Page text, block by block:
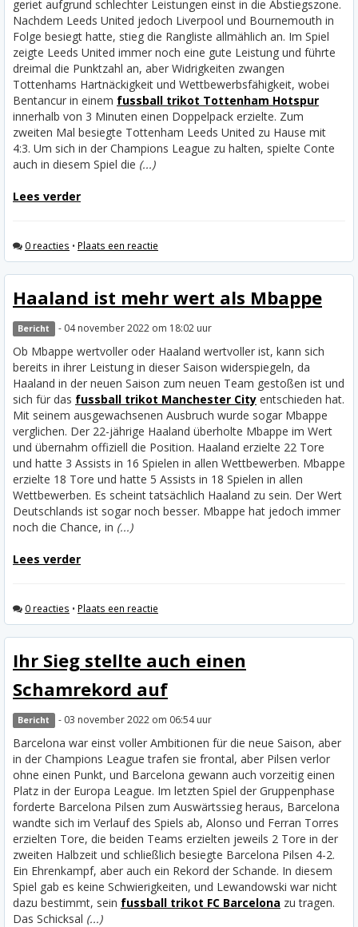
geriet aufgrund schlechter Leistungen einst in die Abstiegszone.
Nachdem Leeds United jedoch Liverpool und Bournemouth in
Folge besiegt hatte, stieg die Rangliste allmählich an. Im Spiel
zeigte Leeds United immer noch eine gute Leistung und führte
dreimal die Punktzahl an, aber Widrigkeiten zwangen
Tottenhams Hartnäckigkeit und Wettbewerbsfähigkeit, wobei
Bentancur in einem fussball trikot Tottenham Hotspur
innerhalb von 3 Minuten einen Doppelpack erzielte. Zum
zweiten Mal besiegte Tottenham Leeds United zu Hause mit
4:3. Um sich in der Champions League zu halten, spielte Conte
auch in diesem Spiel die (...)
Lees verder
0 reacties • Plaats een reactie
Haaland ist mehr wert als Mbappe
Bericht - 04 november 2022 om 18:02 uur
Ob Mbappe wertvoller oder Haaland wertvoller ist, kann sich
bereits in ihrer Leistung in dieser Saison widerspiegeln, da
Haaland in der neuen Saison zum neuen Team gestoßen ist und
sich für das fussball trikot Manchester City entschieden hat.
Mit seinem ausgewachsenen Ausbruch wurde sogar Mbappe
verglichen. Der 22-jährige Haaland überholte Mbappe im Wert
und übernahm offiziell die Position. Haaland erzielte 22 Tore
und hatte 3 Assists in 16 Spielen in allen Wettbewerben. Mbappe
erzielte 18 Tore und hatte 5 Assists in 18 Spielen in allen
Wettbewerben. Es scheint tatsächlich Haaland zu sein. Der Wert
Deutschlands ist sogar noch besser. Mbappe hat jedoch immer
noch die Chance, in (...)
Lees verder
0 reacties • Plaats een reactie
Ihr Sieg stellte auch einen
Schamrekord auf
Bericht - 03 november 2022 om 06:54 uur
Barcelona war einst voller Ambitionen für die neue Saison, aber
in der Champions League trafen sie frontal, aber Pilsen verlor
ohne einen Punkt, und Barcelona gewann auch vorzeitig einen
Platz in der Europa League. Im letzten Spiel der Gruppenphase
forderte Barcelona Pilsen zum Auswärtssieg heraus, Barcelona
wandte sich im Verlauf des Spiels ab, Alonso und Ferran Torres
erzielten Tore, die beiden Teams erzielten jeweils 2 Tore in der
zweiten Halbzeit und schließlich besiegte Barcelona Pilsen 4-2.
Ein Ehrenkampf, aber auch ein Rekord der Schande. In diesem
Spiel gab es keine Schwierigkeiten, und Lewandowski war nicht
dazu bestimmt, sein fussball trikot FC Barcelona zu tragen.
Das Schicksal (...)